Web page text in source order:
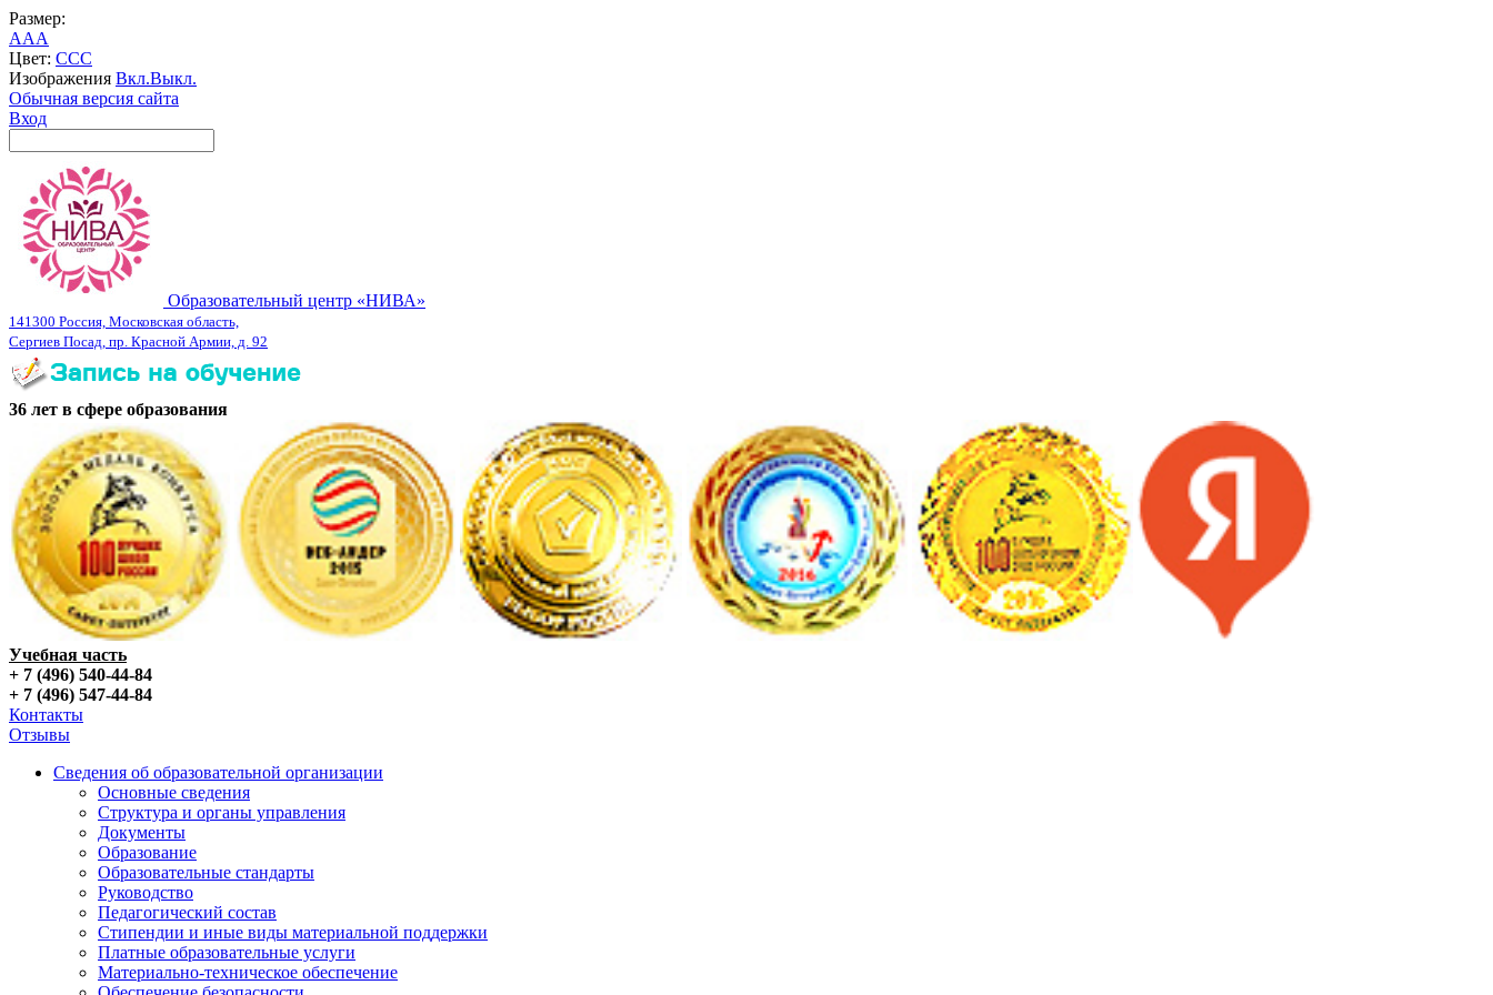
Размер:
AAA
Цвет: CCC
Изображения Вкл.Выкл.
Обычная версия сайта
Вход
Образовательный центр «НИВА»
141300 Россия, Московская область,
Сергиев Посад, пр. Красной Армии, д. 92
36 лет в сфере образования
Учебная часть
+ 7 (496) 540-44-84
+ 7 (496) 547-44-84
Контакты
Отзывы
Сведения об образовательной организации
Основные сведения
Структура и органы управления
Документы
Образование
Образовательные стандарты
Руководство
Педагогический состав
Стипендии и иные виды материальной поддержки
Платные образовательные услуги
Материально-техническое обеспечение